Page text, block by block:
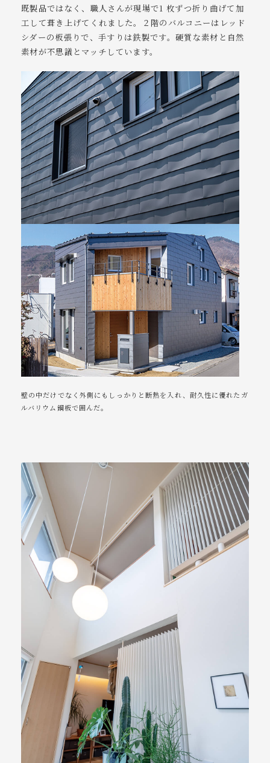
既製品ではなく、職人さんが現場で1 枚ずつ折り曲げて加
工して葺き上げてくれました。２階のバルコニーはレッド
シダーの板張りで、手すりは鉄製です。硬質な素材と自然
素材が不思議とマッチしています。
壁の中だけでなく外側にもしっかりと断熱を入れ、耐久性に優れたガ
ルバリウム鋼板で囲んだ。